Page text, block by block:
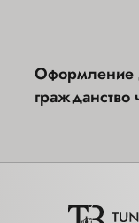
Оформление
гражданство